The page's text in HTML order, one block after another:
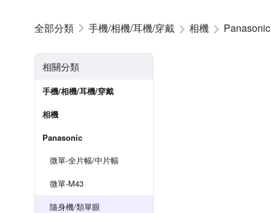
手機/相機/耳機/穿戴 相機 Panasonic
相關分類
手機/相機/耳機/穿戴
相機
Panasonic
微單-全片幅/中片幅
微單-M43
隨身機/類單眼